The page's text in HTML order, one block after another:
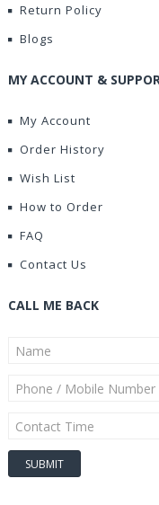
Return Policy
Blogs
MY ACCOUNT &
My Account
Order History
Wish List
How to Order
FAQ
Contact Us
CALL ME BACK